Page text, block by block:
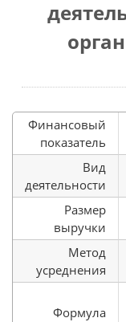
Финансовый
показатель
Вид
деятельности
Размер
выручки
Метод
усреднения
Формула